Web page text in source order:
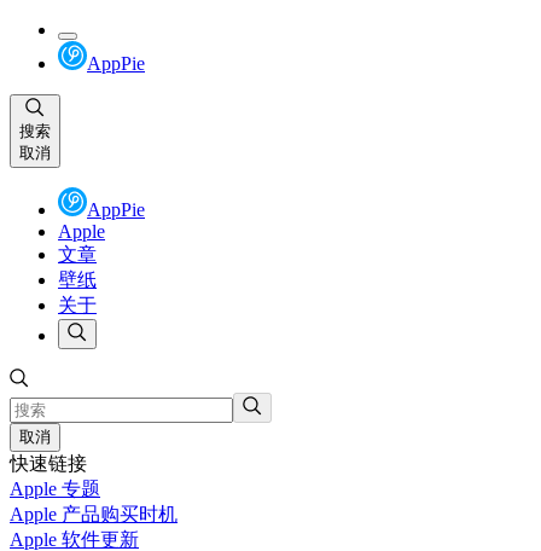
AppPie
搜索
取消
AppPie
Apple
文章
壁纸
关于
取消
快速链接
Apple 专题
Apple 产品购买时机
Apple 软件更新